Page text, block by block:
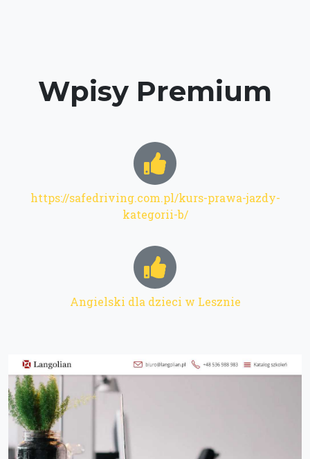
Wpisy Premium
https://safedriving.com.pl/kurs-prawa-jazdy-
kategorii-b/
Angielski dla dzieci w Lesznie